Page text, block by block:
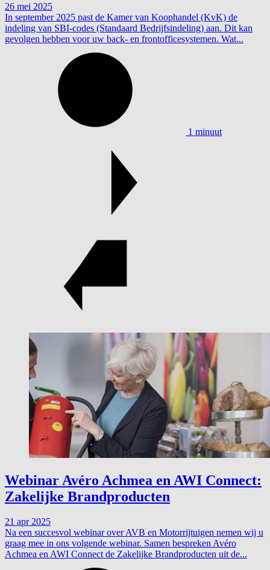
26 mei 2025
In september 2025 past de Kamer van Koophandel (KvK) de
indeling van SBI-codes (Standaard Bedrijfsindeling) aan. Dit kan
gevolgen hebben voor uw back- en frontofficesystemen. Wat...
1 minuut
Webinar Avéro Achmea en AWI Connect:
Zakelijke Brandproducten
21 apr 2025
Na een succesvol webinar over AVB en Motorrijtuigen nemen wij u
graag mee in ons volgende webinar. Samen bespreken Avéro
Achmea en AWI Connect de Zakelijke Brandproducten uit de...